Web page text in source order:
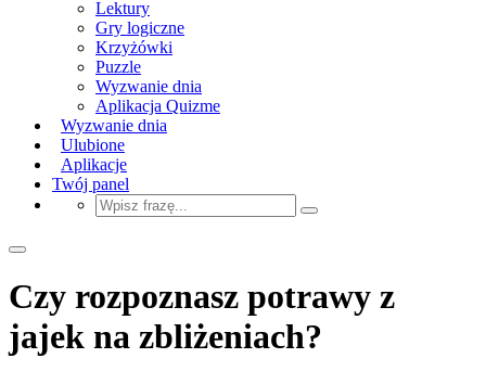
Lektury
Gry logiczne
Krzyżówki
Puzzle
Wyzwanie dnia
Aplikacja Quizme
Wyzwanie dnia
Ulubione
Aplikacje
Twój panel
Czy rozpoznasz potrawy z
jajek na zbliżeniach?